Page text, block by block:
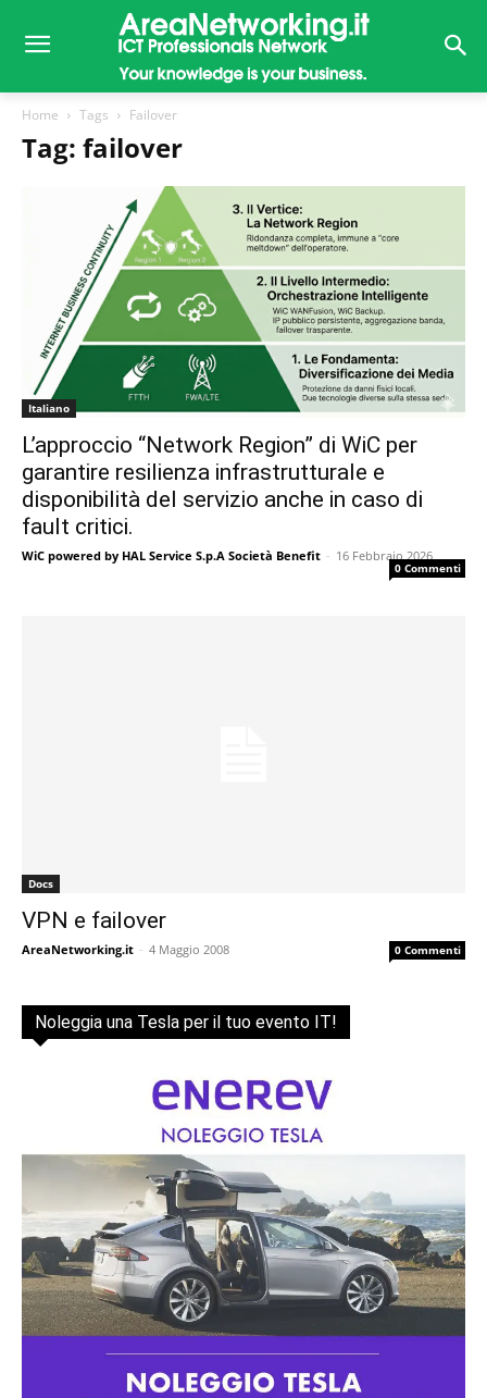
Home Tags Failover
Tag: failover
Italiano
L’approccio “Network Region” di WiC per
garantire resilienza infrastrutturale e
disponibilità del servizio anche in caso di
fault critici.
WiC powered by HAL Service S.p.A Società Benefit - 16 Febbraio 2026
0 Commenti
Docs
VPN e failover
AreaNetworking.it - 4 Maggio 2008 0 Commenti
Noleggia una Tesla per il tuo evento IT!